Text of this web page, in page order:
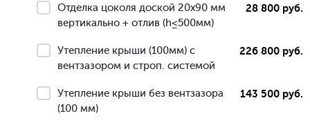
Отделка цоколя доской 20х90 мм
вертикально + отлив (h≤500мм)
28 800 руб.
Утепление крыши (100мм) с
вентзазором и строп. системой
226 800 руб.
Утепление крыши без вентзазора
(100 мм)
143 500 руб.